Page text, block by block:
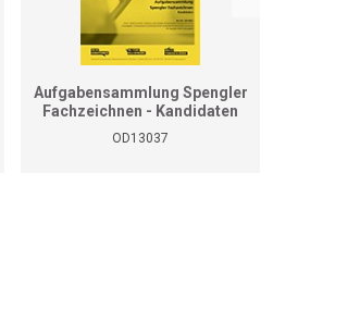
Aufgabensammlung Spengler
Fachzeichnen - Kandidaten
OD13037